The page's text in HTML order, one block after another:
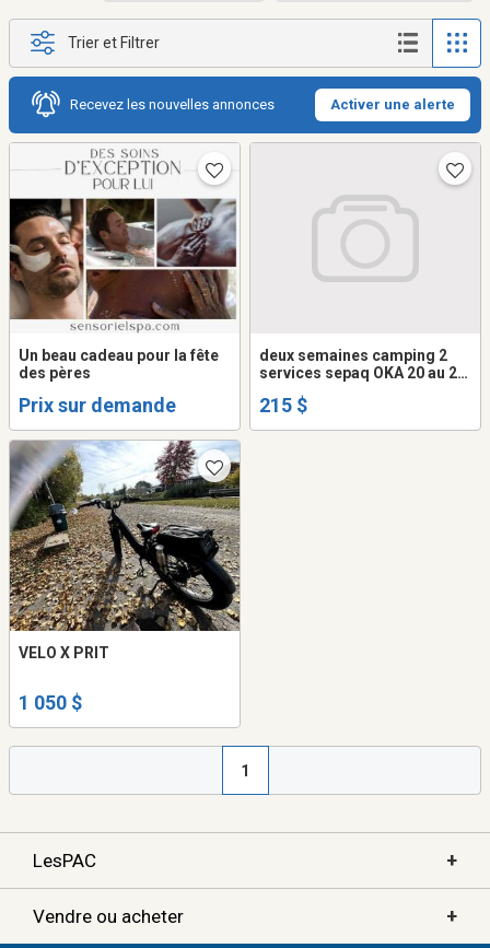
Trier et Filtrer
Recevez les nouvelles annonces Activer une alerte
Un beau cadeau pour la fête
des pères
Prix sur demande
deux semaines camping 2
services sepaq OKA 20 au 26
215 $
VELO X PRIT
1 050 $
1
LesPAC +
Vendre ou acheter +